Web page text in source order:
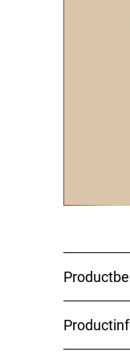
Steel de
schoon,